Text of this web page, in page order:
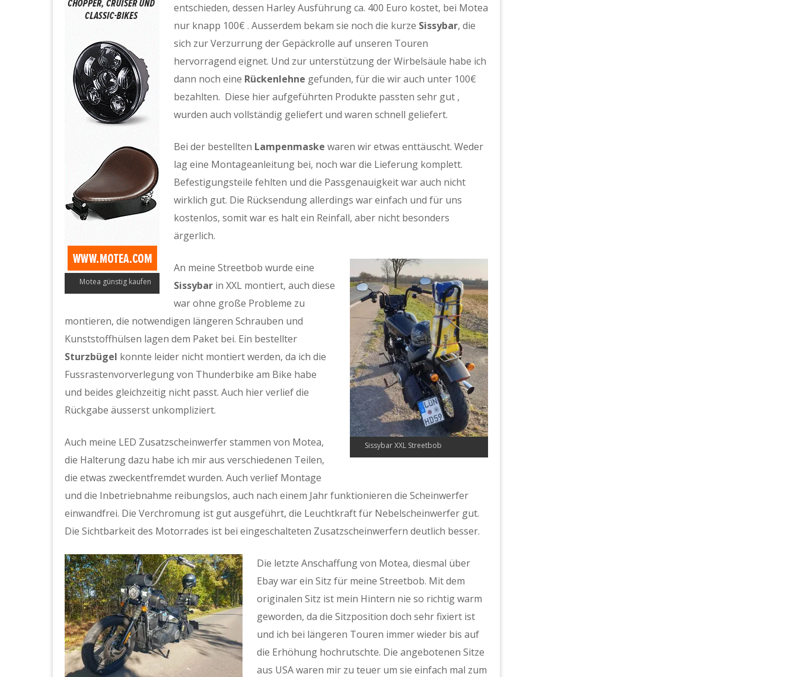
Motea günstig kaufen
entschieden, dessen Harley Ausführung ca. 400 Euro kostet, bei Motea
nur knapp 100€ . Ausserdem bekam sie noch die kurze Sissybar, die
sich zur Verzurrung der Gepäckrolle auf unseren Touren
hervorragend eignet. Und zur unterstützung der Wirbelsäule habe ich
dann noch eine Rückenlehne gefunden, für die wir auch unter 100€
bezahlten. Diese hier aufgeführten Produkte passten sehr gut ,
wurden auch vollständig geliefert und waren schnell geliefert.
Bei der bestellten Lampenmaske waren wir etwas enttäuscht. Weder
lag eine Montageanleitung bei, noch war die Lieferung komplett.
Befestigungsteile fehlten und die Passgenauigkeit war auch nicht
wirklich gut. Die Rücksendung allerdings war einfach und für uns
kostenlos, somit war es halt ein Reinfall, aber nicht besonders
ärgerlich.
Sissybar XXL Streetbob
An meine Streetbob wurde eine
Sissybar in XXL montiert, auch diese
war ohne große Probleme zu
montieren, die notwendigen längeren Schrauben und
Kunststoffhülsen lagen dem Paket bei. Ein bestellter
Sturzbügel konnte leider nicht montiert werden, da ich die
Fussrastenvorverlegung von Thunderbike am Bike habe
und beides gleichzeitig nicht passt. Auch hier verlief die
Rückgabe äusserst unkompliziert.
Auch meine LED Zusatzscheinwerfer stammen von Motea,
die Halterung dazu habe ich mir aus verschiedenen Teilen,
die etwas zweckentfremdet wurden. Auch verlief Montage
und die Inbetriebnahme reibungslos, auch nach einem Jahr funktionieren die Scheinwerfer
einwandfrei. Die Verchromung ist gut ausgeführt, die Leuchtkraft für Nebelscheinwerfer gut.
Die Sichtbarkeit des Motorrades ist bei eingeschalteten Zusatzscheinwerfern deutlich besser.
Die letzte Anschaffung von Motea, diesmal über
Ebay war ein Sitz für meine Streetbob. Mit dem
originalen Sitz ist mein Hintern nie so richtig warm
geworden, da die Sitzposition doch sehr fixiert ist
und ich bei längeren Touren immer wieder bis auf
die Erhöhung hochrutschte. Die angebotenen Sitze
aus USA waren mir zu teuer um sie einfach mal zum